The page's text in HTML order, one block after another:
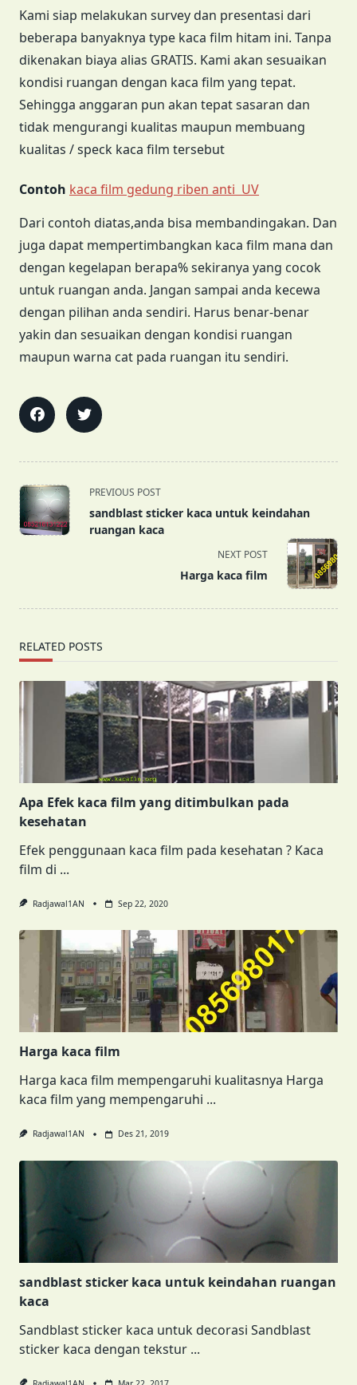
Kami siap melakukan survey dan presentasi dari
beberapa banyaknya type kaca film hitam ini. Tanpa
dikenakan biaya alias GRATIS. Kami akan sesuaikan
kondisi ruangan dengan kaca film yang tepat.
Sehingga anggaran pun akan tepat sasaran dan
tidak mengurangi kualitas maupun membuang
kualitas / speck kaca film tersebut
Contoh kaca film gedung riben anti UV
Dari contoh diatas,anda bisa membandingakan. Dan
juga dapat mempertimbangkan kaca film mana dan
dengan kegelapan berapa% sekiranya yang cocok
untuk ruangan anda. Jangan sampai anda kecewa
dengan pilihan anda sendiri. Harus benar-benar
yakin dan sesuaikan dengan kondisi ruangan
maupun warna cat pada ruangan itu sendiri.
<span
class="nav-
subtitle
PREVIOUS POST
sandblast sticker kaca untuk keindahan
ruangan kaca
NEXT POST
Harga kaca film
RELATED POSTS
Apa Efek kaca film yang ditimbulkan pada
kesehatan
Efek penggunaan kaca film pada kesehatan ? Kaca
film di ...
Radjawal1AN Sep 22, 2020
Harga kaca film
Harga kaca film mempengaruhi kualitasnya Harga
kaca film yang mempengaruhi ...
Radjawal1AN Des 21, 2019
sandblast sticker kaca untuk keindahan ruangan
kaca
Sandblast sticker kaca untuk decorasi Sandblast
sticker kaca dengan tekstur ...